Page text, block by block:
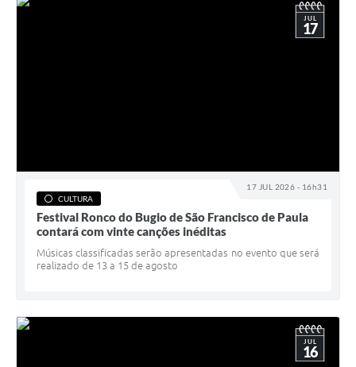
17 JUL 2026 - 16h31
JUL
17
CULTURA
Festival Ronco do Bugio de São Francisco de Paula
contará com vinte canções inéditas
Músicas classificadas serão apresentadas no evento que será
realizado de 13 a 15 de agosto
JUL
16